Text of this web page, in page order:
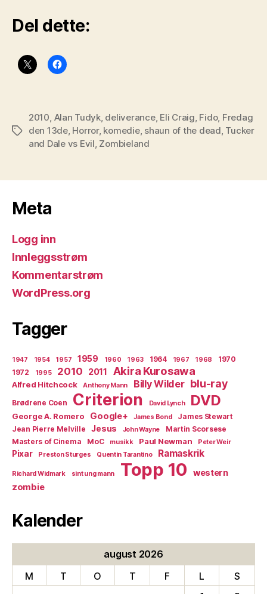
Del dette:
Stikkord
2010, Alan Tudyk, deliverance, Eli Craig, Fido, Fredag
den 13de, Horror, komedie, shaun of the dead, Tucker
and Dale vs Evil, Zombieland
Meta
Logg inn
Innleggsstrøm
Kommentarstrøm
WordPress.org
Tagger
1947 1954 1957 1959 1960 1963 1964 1967 1968
1970
1972
1995 2010 2011 Akira Kurosawa
Alfred Hitchcock Anthony Mann Billy Wilder blu-ray
Brødrene Coen Criterion David Lynch DVD
George A. Romero Google+ James Bond
James Stewart
Jean Pierre Melville
Jesus John Wayne
Martin Scorsese
Masters of Cinema
MoC musikk Paul Newman Peter Weir
Pixar Preston Sturges Quentin Tarantino Ramaskrik
Richard Widmark sint ung mann Topp 10
western
zombie
Kalender
august 2026
M
T O T F L
S